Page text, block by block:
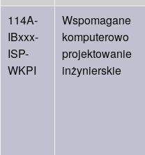
114A-
IBxxx-
ISP-
WKPI
Wspomagane
komputerowo
projektowanie
inżynierskie